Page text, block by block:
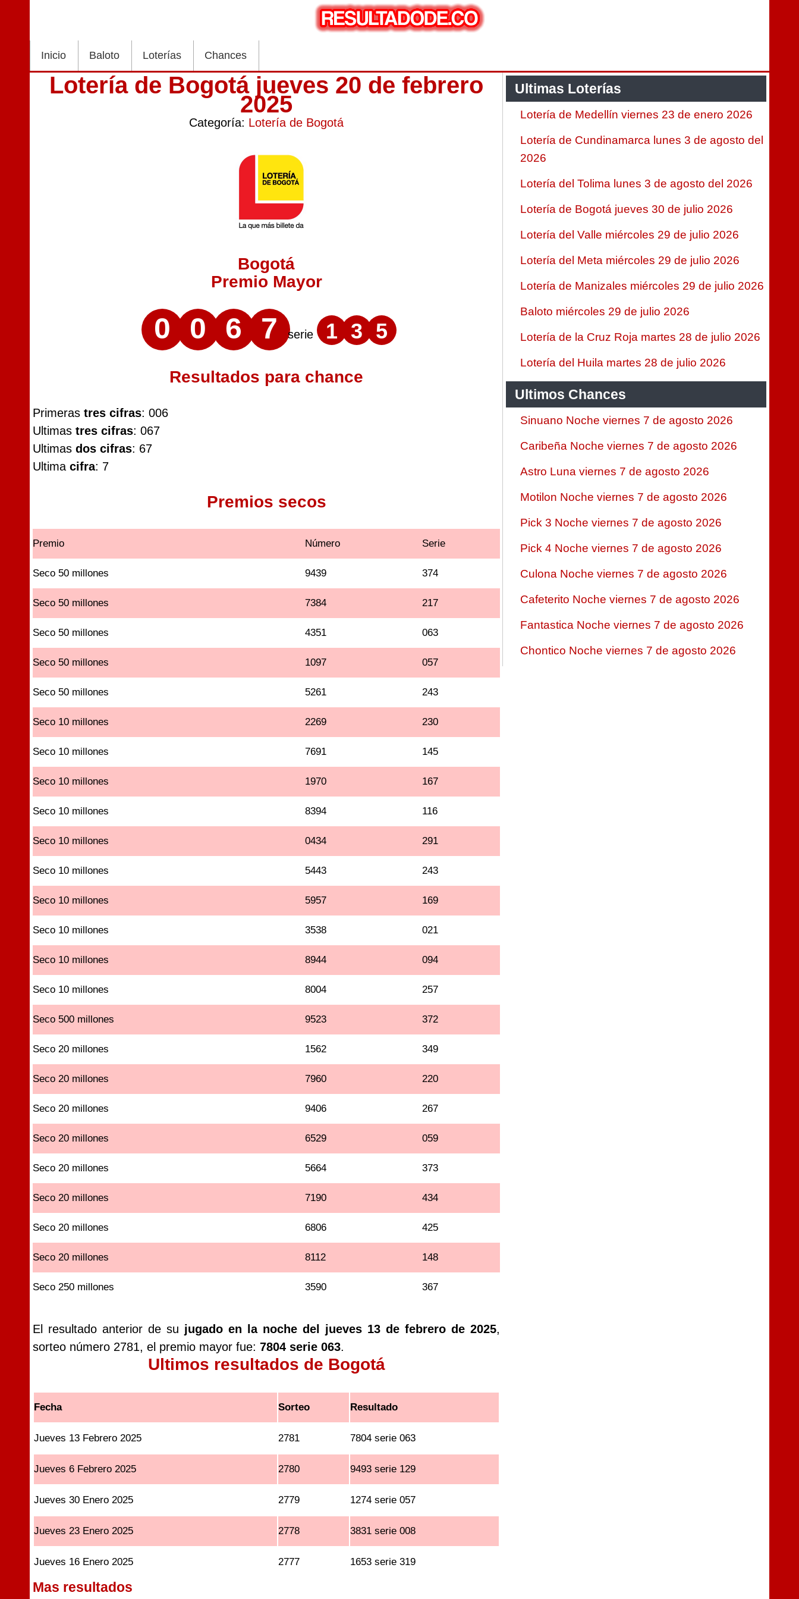
Inicio Baloto Loterías Chances
Lotería de Bogotá jueves 20 de febrero
2025
Categoría: Lotería de Bogotá
Bogotá
Premio Mayor
0 0 6 7 serie 1 3 5
Resultados para chance
Primeras tres cifras: 006
Ultimas tres cifras: 067
Ultimas dos cifras: 67
Ultima cifra: 7
Premios secos
Premio Número Serie
Seco 50 millones 9439 374
Seco 50 millones 7384 217
Seco 50 millones 4351 063
Seco 50 millones 1097 057
Seco 50 millones 5261 243
Seco 10 millones 2269 230
Seco 10 millones 7691 145
Seco 10 millones 1970 167
Seco 10 millones 8394 116
Seco 10 millones 0434 291
Seco 10 millones 5443 243
Seco 10 millones 5957 169
Seco 10 millones 3538 021
Seco 10 millones 8944 094
Seco 10 millones 8004 257
Seco 500 millones 9523 372
Seco 20 millones 1562 349
Seco 20 millones 7960 220
Seco 20 millones 9406 267
Seco 20 millones 6529 059
Seco 20 millones 5664 373
Seco 20 millones 7190 434
Seco 20 millones 6806 425
Seco 20 millones 8112 148
Seco 250 millones 3590 367
El resultado anterior de su jugado en la noche del jueves 13 de febrero de 2025,
sorteo número 2781, el premio mayor fue: 7804 serie 063.
Ultimos resultados de Bogotá
Fecha Sorteo Resultado
Jueves 13 Febrero 2025 2781 7804 serie 063
Jueves 6 Febrero 2025 2780 9493 serie 129
Jueves 30 Enero 2025 2779 1274 serie 057
Jueves 23 Enero 2025 2778 3831 serie 008
Jueves 16 Enero 2025 2777 1653 serie 319
Mas resultados
Ultimas Loterías
Lotería de Medellín viernes 23 de enero 2026
Lotería de Cundinamarca lunes 3 de agosto del
2026
Lotería del Tolima lunes 3 de agosto del 2026
Lotería de Bogotá jueves 30 de julio 2026
Lotería del Valle miércoles 29 de julio 2026
Lotería del Meta miércoles 29 de julio 2026
Lotería de Manizales miércoles 29 de julio 2026
Baloto miércoles 29 de julio 2026
Lotería de la Cruz Roja martes 28 de julio 2026
Lotería del Huila martes 28 de julio 2026
Ultimos Chances
Sinuano Noche viernes 7 de agosto 2026
Caribeña Noche viernes 7 de agosto 2026
Astro Luna viernes 7 de agosto 2026
Motilon Noche viernes 7 de agosto 2026
Pick 3 Noche viernes 7 de agosto 2026
Pick 4 Noche viernes 7 de agosto 2026
Culona Noche viernes 7 de agosto 2026
Cafeterito Noche viernes 7 de agosto 2026
Fantastica Noche viernes 7 de agosto 2026
Chontico Noche viernes 7 de agosto 2026